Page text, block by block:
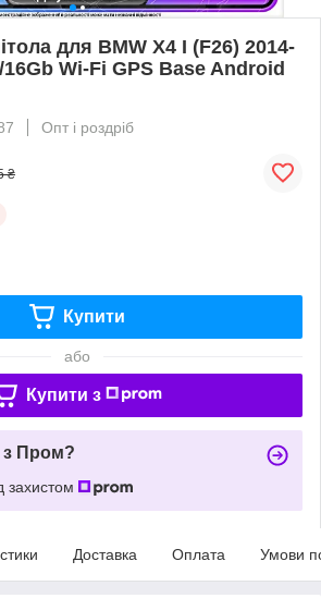
для BMW X4 I (F26) 2014-
Wi-Fi GPS Base Android
Опт і роздріб
₴
Купити
або
Купити з
з Пром?
захистом
Доставка Оплата Умови